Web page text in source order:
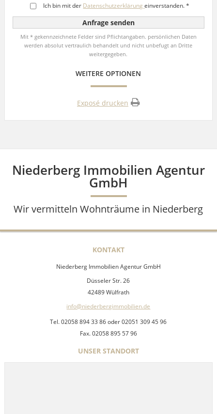
Ich bin mit der Datenschutzerklärungeinverstanden. *
Mit * gekennzeichnete Felder sind Pflichtangaben. persönlichen Daten
werden absolut vertraulich behandelt und nicht unbefugt an Dritte
weitergegeben.
WEITERE OPTIONEN
Exposé drucken
Niederberg Immobilien Agentur
GmbH
Wir vermitteln Wohnträume in Niederberg
KONTAKT
Niederberg Immobilien Agentur GmbH
Düsseler Str. 26
42489 Wülfrath
info@niederbergimmobilien.de
Tel. 02058 894 33 86 oder 02051 309 45 96
Fax. 02058 895 57 96
UNSER STANDORT